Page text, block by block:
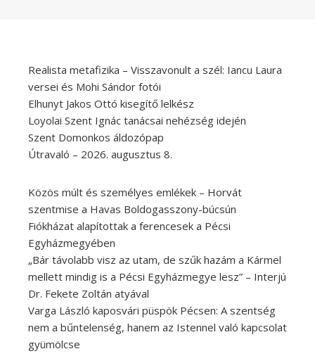
Realista metafizika – Visszavonult a szél: Iancu Laura
versei és Mohi Sándor fotói
Elhunyt Jakos Ottó kisegítő lelkész
Loyolai Szent Ignác tanácsai nehézség idején
Szent Domonkos áldozópap
Útravaló – 2026. augusztus 8.
Közös múlt és személyes emlékek – Horvát
szentmise a Havas Boldogasszony-búcsún
Fiókházat alapítottak a ferencesek a Pécsi
Egyházmegyében
„Bár távolabb visz az utam, de szűk hazám a Kármel
mellett mindig is a Pécsi Egyházmegye lesz” – Interjú
Dr. Fekete Zoltán atyával
Varga László kaposvári püspök Pécsen: A szentség
nem a bűntelenség, hanem az Istennel való kapcsolat
gyümölcse